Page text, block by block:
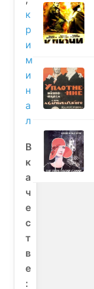
к
р
и
м
и
н
а
л
В
к
а
ч
е
с
т
в
е
: